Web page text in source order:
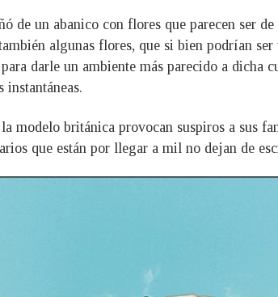
de un abanico con flores que parecen ser
algunas flores, que si bien podrían
darle un ambiente más parecido a dicha
instantáneas.
modelo británica provocan suspiros a sus
que están por llegar a mil no dejan de